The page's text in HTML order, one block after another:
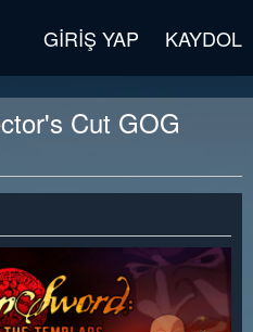
GIRIŞ YAP KAYDOL
Cut GOG